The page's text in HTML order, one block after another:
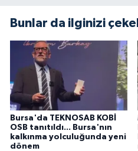
Bunlar da ilginizi
Bursa'da TEKNOSAB KOBİ
OSB tanıtıldı... Bursa'nın
kalkınma yolculuğunda yeni
dönem